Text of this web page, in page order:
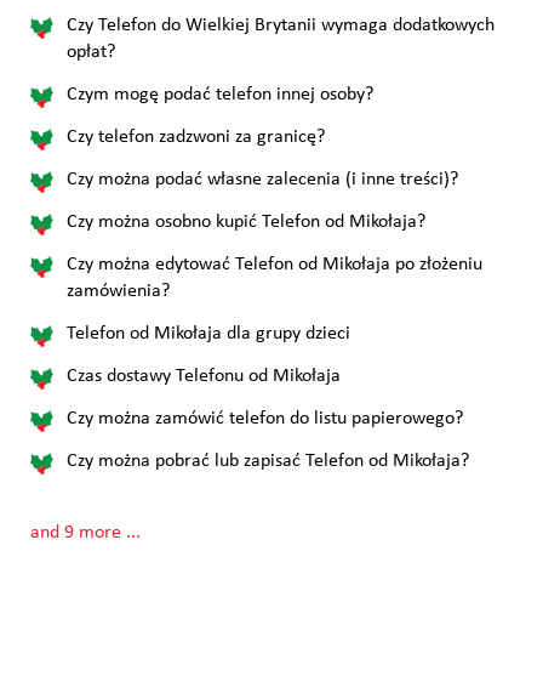
Czy Telefon do Wielkiej Brytanii wymaga dodatkowych
opłat?
Czym mogę podać telefon innej osoby?
Czy telefon zadzwoni za granicę?
Czy można podać własne zalecenia (i inne treści)?
Czy można osobno kupić Telefon od Mikołaja?
Czy można edytować Telefon od Mikołaja po złożeniu
zamówienia?
Telefon od Mikołaja dla grupy dzieci
Czas dostawy Telefonu od Mikołaja
Czy można zamówić telefon do listu papierowego?
Czy można pobrać lub zapisać Telefon od Mikołaja?
and 9 more ...